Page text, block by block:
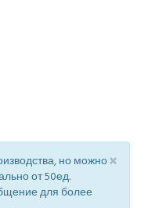
×
но можно
от 50ед.
для более